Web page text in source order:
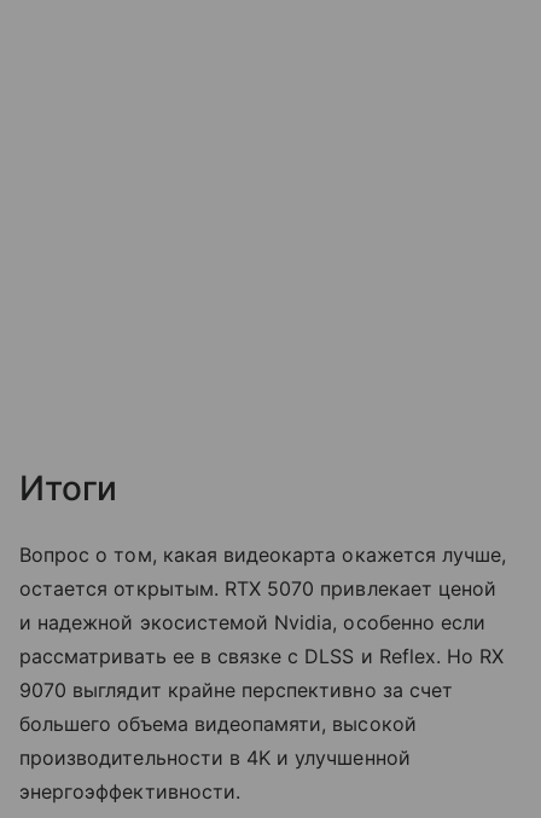
Итоги
Вопрос о том, какая видеокарта окажется лучше,
остается открытым. RTX 5070 привлекает ценой
и надежной экосистемой Nvidia, особенно если
рассматривать ее в связке с DLSS и Reflex. Но RX
9070 выглядит крайне перспективно за счет
большего объема видеопамяти, высокой
производительности в 4K и улучшенной
энергоэффективности.